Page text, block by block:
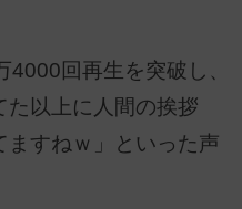
回再生を突破し、
た以上に人間の挨拶
ますねｗ」といった声